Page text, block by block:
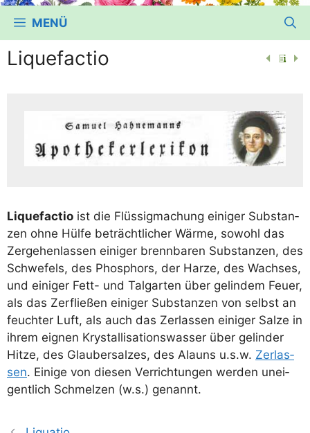
MENÜ
Liquefactio
Liquefac­tio ist die Flüs­sig­ma­chung eini­ger Sub­stan­
zen ohne Hül­fe beträcht­li­cher Wär­me, sowohl das
Zer­ge­hen­las­sen eini­ger brenn­ba­ren Sub­stan­zen, des
Schwe­fels, des Phos­phors, der Har­ze, des Wach­ses,
und eini­ger Fett- und Tal­gar­ten über gelin­dem Feu­er,
als das Zer­flie­ßen eini­ger Sub­stan­zen von selbst an
feuch­ter Luft, als auch das Zer­las­sen eini­ger Sal­ze in
ihrem eig­nen Krystal­li­sa­ti­ons­was­ser über gelin­der
Hit­ze, des Glau­ber­sal­zes, des Alauns u.s.w. Zer­las­
sen. Eini­ge von die­sen Ver­rich­tun­gen wer­den unei­
gent­lich Schmel­zen (w.s.) genannt.